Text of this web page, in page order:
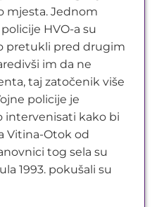
mjesta. Jednom
HVO-a su
pretukli pred drugim
im da ne
taj zatočenik više
policije je
intervenisati kako bi
Vitina-Otok od
tog sela su
1993. pokušali su